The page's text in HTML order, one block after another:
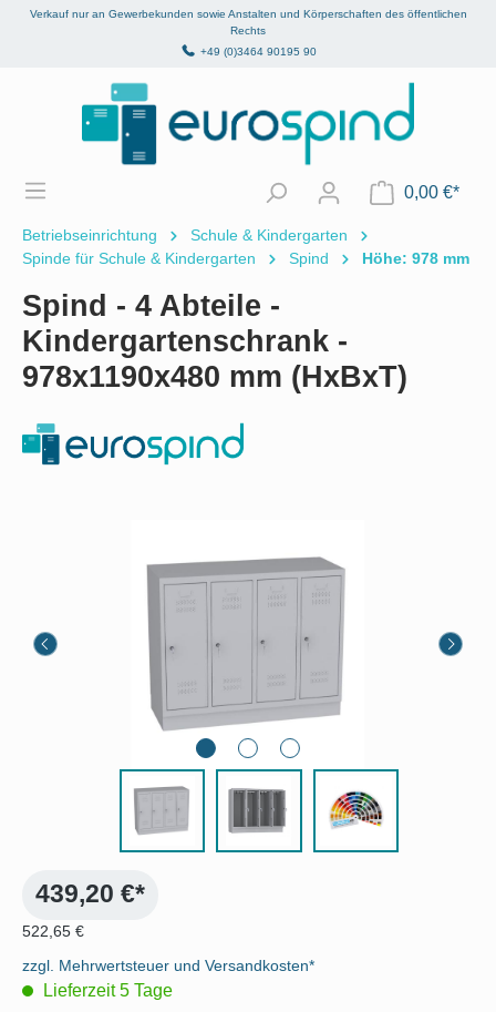
springen
Verkauf nur an Gewerbekunden sowie Anstalten und Körperschaften des öffentlichen
Rechts
+49 (0)3464 90195 90
0,00 €*
Betriebseinrichtung
Schule & Kindergarten
Spinde für Schule & Kindergarten
Spind Höhe: 978 mm
Spind - 4 Abteile -
Kindergartenschrank -
978x1190x480 mm (HxBxT)
439,20 €*
522,65 €
zzgl. Mehrwertsteuer und Versandkosten*
Lieferzeit 5 Tage